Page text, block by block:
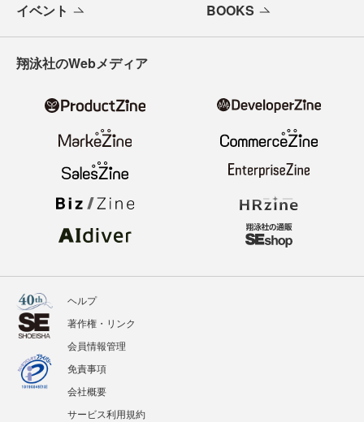
イベント BOOKS
翔泳社のWebメディア
ヘルプ
著作権・リンク
会員情報管理
免責事項
会社概要
サービス利用規約